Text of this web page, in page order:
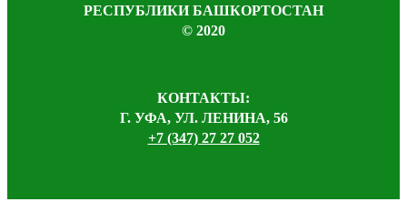
РЕСПУБЛИКИ БАШКОРТОСТАН
© 2020
КОНТАКТЫ:
Г. УФА, УЛ. ЛЕНИНА, 56
+7 (347) 27 27 052